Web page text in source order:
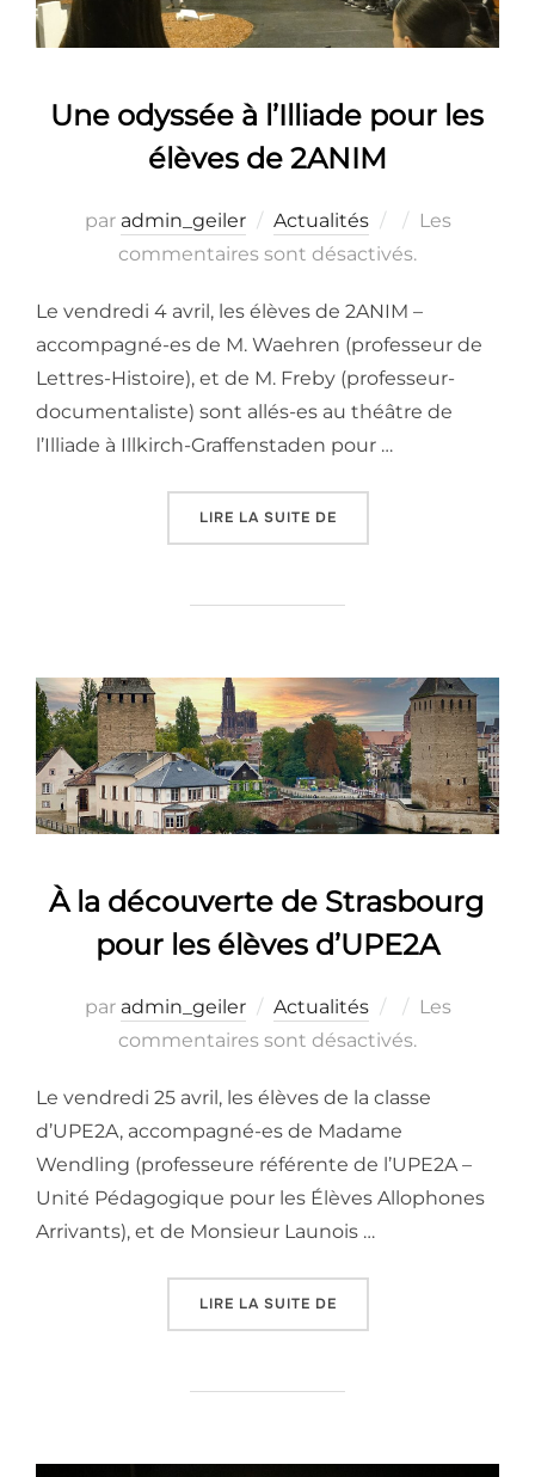
Une odyssée à l’Illiade pour les
élèves de 2ANIM
par admin_geiler Actualités
Publié
le
Les
commentaires sont désactivés.
Le vendredi 4 avril, les élèves de 2ANIM –
accompagné-es de M. Waehren (professeur de
Lettres-Histoire), et de M. Freby (professeur-
documentaliste) sont allés-es au théâtre de
l’Illiade à Illkirch-Graffenstaden pour …
LIRE LA SUITE DE« UNE ODYSSÉE À
À la découverte de Strasbourg
pour les élèves d’UPE2A
par admin_geiler Actualités
Publié
le
Les
commentaires sont désactivés.
Le vendredi 25 avril, les élèves de la classe
d’UPE2A, accompagné-es de Madame
Wendling (professeure référente de l’UPE2A –
Unité Pédagogique pour les Élèves Allophones
Arrivants), et de Monsieur Launois …
LIRE LA SUITE DE« À LA DÉCOUVERTE DE